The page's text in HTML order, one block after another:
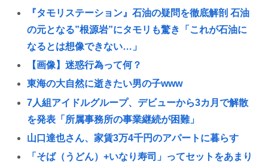
『タモリステーション』石油の疑問を徹底解剖 石油
の元となる”根源岩”にタモリも驚き「これが石油に
なるとは想像できない…」
【画像】迷惑行為って何？
東海の大自然に逝きたい男の子www
7人組アイドルグループ、デビューから3カ月で解散
を発表「所属事務所の事業継続が困難」
山口達也さん、家賃3万4千円のアパートに暮らす
「そば（うどん）+いなり寿司」ってセットをあまり